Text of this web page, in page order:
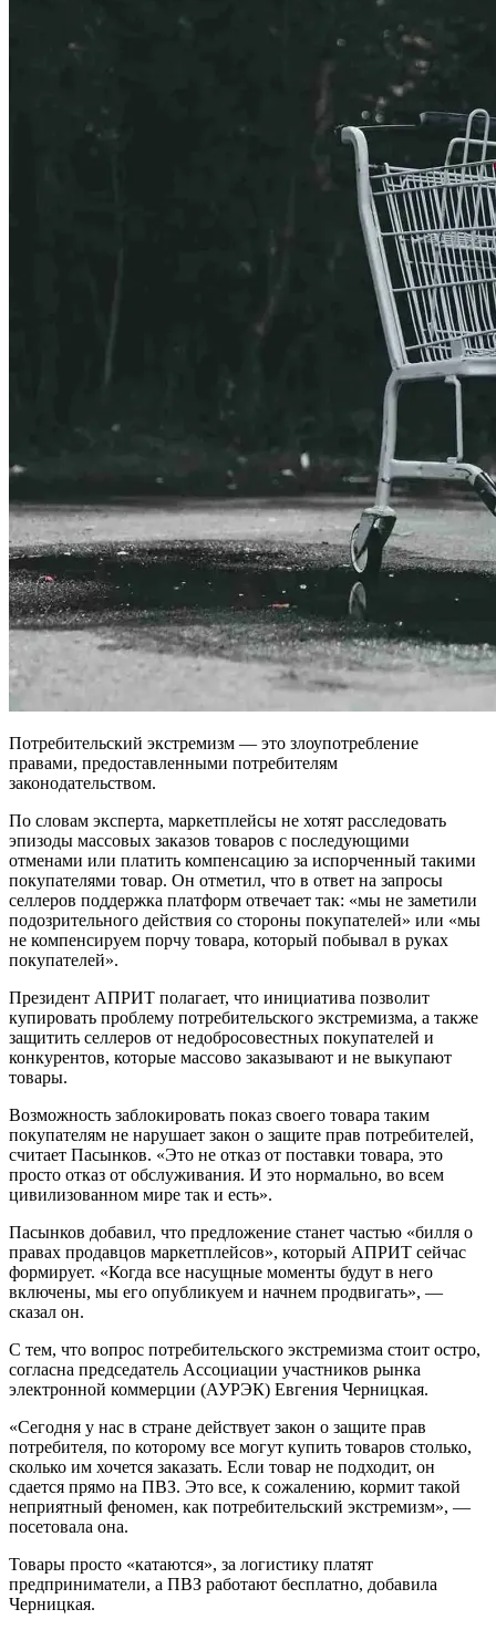
Потребительский экстремизм — это злоупотребление
правами, предоставленными потребителям
законодательством.
По словам эксперта, маркетплейсы не хотят расследовать
эпизоды массовых заказов товаров с последующими
отменами или платить компенсацию за испорченный такими
покупателями товар. Он отметил, что в ответ на запросы
селлеров поддержка платформ отвечает так: «мы не заметили
подозрительного действия со стороны покупателей» или «мы
не компенсируем порчу товара, который побывал в руках
покупателей».
Президент АПРИТ полагает, что инициатива позволит
купировать проблему потребительского экстремизма, а также
защитить селлеров от недобросовестных покупателей и
конкурентов, которые массово заказывают и не выкупают
товары.
Возможность заблокировать показ своего товара таким
покупателям не нарушает закон о защите прав потребителей,
считает Пасынков. «Это не отказ от поставки товара, это
просто отказ от обслуживания. И это нормально, во всем
цивилизованном мире так и есть».
Пасынков добавил, что предложение станет частью «билля о
правах продавцов маркетплейсов», который АПРИТ сейчас
формирует. «Когда все насущные моменты будут в него
включены, мы его опубликуем и начнем продвигать», —
сказал он.
С тем, что вопрос потребительского экстремизма стоит остро,
согласна председатель Ассоциации участников рынка
электронной коммерции (АУРЭК) Евгения Черницкая.
«Сегодня у нас в стране действует закон о защите прав
потребителя, по которому все могут купить товаров столько,
сколько им хочется заказать. Если товар не подходит, он
сдается прямо на ПВЗ. Это все, к сожалению, кормит такой
неприятный феномен, как потребительский экстремизм», —
посетовала она.
Товары просто «катаются», за логистику платят
предприниматели, а ПВЗ работают бесплатно, добавила
Черницкая.